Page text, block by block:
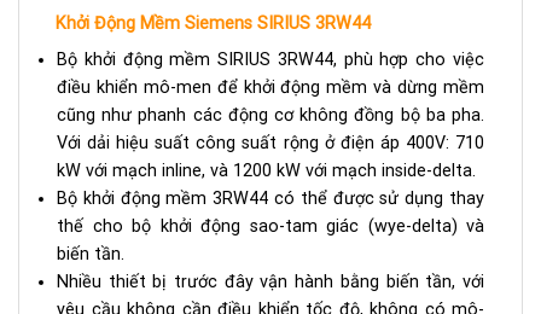
Khởi Động Mềm Siemens SIRIUS 3RW44
Bộ khởi động mềm SIRIUS 3RW44, phù hợp cho việc
điều khiển mô-men để khởi động mềm và dừng mềm
cũng như phanh các động cơ không đồng bộ ba pha.
Với dải hiệu suất công suất rộng ở điện áp 400V: 710
kW với mạch inline, và 1200 kW với mạch inside-delta.
Bộ khởi động mềm 3RW44 có thể được sử dụng thay
thế cho bộ khởi động sao-tam giác (wye-delta) và
biến tần.
Nhiều thiết bị trước đây vận hành bằng biến tần, với
yêu cầu không cần điều khiển tốc độ, không có mô-